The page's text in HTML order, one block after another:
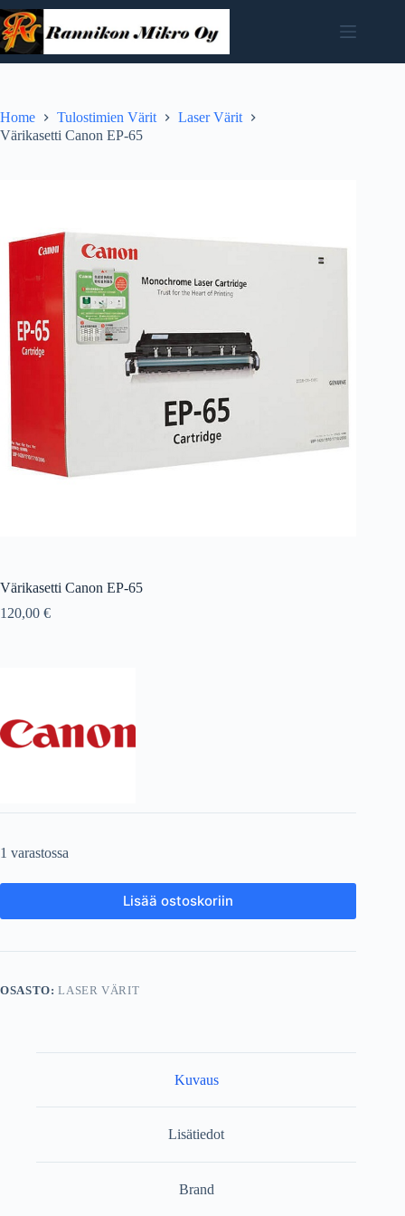
Skip
to
content
Home Tulostimien Värit
Laser Värit
Värikasetti Canon EP-65
Värikasetti Canon EP-65
120,00 €
1 varastossa
Lisää ostoskoriin
OSASTO:LASER VÄRIT
Kuvaus
Lisätiedot
Brand